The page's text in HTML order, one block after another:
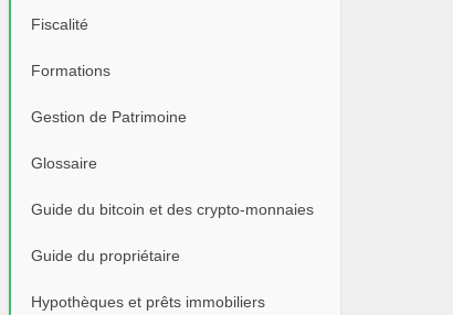
Fiscalité
Formations
Gestion de Patrimoine
Glossaire
Guide du bitcoin et des crypto-monnaies
Guide du propriétaire
Hypothèques et prêts immobiliers